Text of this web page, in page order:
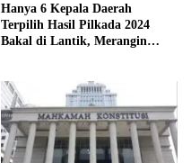
Hanya 6 Kepala Daerah
Terpilih Hasil Pilkada 2024
Bakal di Lantik, Merangin